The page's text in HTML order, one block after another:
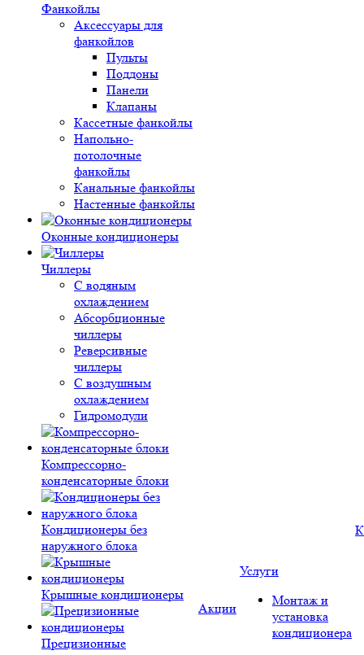
Фанкойлы
Аксессуары для
фанкойлов
Пульты
Поддоны
Панели
Клапаны
Кассетные фанкойлы
Напольно-
потолочные
фанкойлы
Канальные фанкойлы
Настенные фанкойлы
Оконные кондиционеры
Чиллеры
С водяным
охлаждением
Абсорбционные
чиллеры
Реверсивные
чиллеры
С воздушным
охлаждением
Гидромодули
Компрессорно-
конденсаторные блоки
Кондиционеры без
наружного блока
Крышные кондиционеры
Прецизионные
Акции
Услуги
Монтаж и
установка
кондиционера